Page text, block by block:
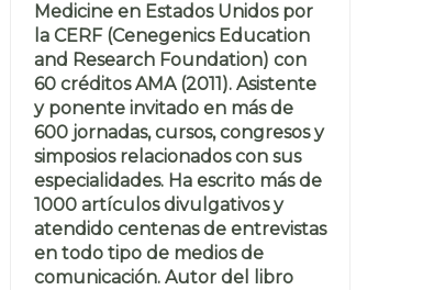
Medicine en Estados Unidos por
la CERF (Cenegenics Education
and Research Foundation) con
60 créditos AMA (2011). Asistente
y ponente invitado en más de
600 jornadas, cursos, congresos y
simposios relacionados con sus
especialidades. Ha escrito más de
1000 artículos divulgativos y
atendido centenas de entrevistas
en todo tipo de medios de
comunicación. Autor del libro